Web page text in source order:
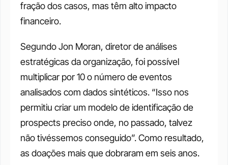
fração dos casos, mas têm alto impacto
financeiro.
Segundo Jon Moran, diretor de análises
estratégicas da organização, foi possível
multiplicar por 10 o número de eventos
analisados com dados sintéticos. “Isso nos
permitiu criar um modelo de identificação de
prospects preciso onde, no passado, talvez
não tivéssemos conseguido”. Como resultado,
as doações mais que dobraram em seis anos.